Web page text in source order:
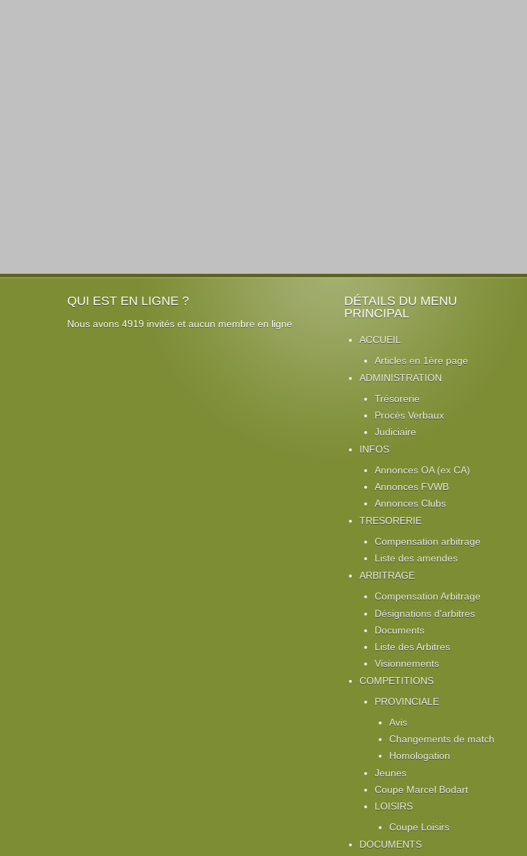
QUI EST EN LIGNE ?
Nous avons 4919 invités et aucun membre en ligne
DÉTAILS DU MENU
PRINCIPAL
ACCUEIL
Articles en 1ère page
ADMINISTRATION
Trésorerie
Procès Verbaux
Judiciaire
INFOS
Annonces OA (ex CA)
Annonces FVWB
Annonces Clubs
TRESORERIE
Compensation arbitrage
Liste des amendes
ARBITRAGE
Compensation Arbitrage
Désignations d'arbitres
Documents
Liste des Arbitres
Visionnements
COMPETITIONS
PROVINCIALE
Avis
Changements de match
Homologation
Jeunes
Coupe Marcel Bodart
LOISIRS
Coupe Loisirs
DOCUMENTS